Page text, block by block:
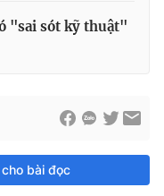
"sai sót kỹ thuật"
bài đọc